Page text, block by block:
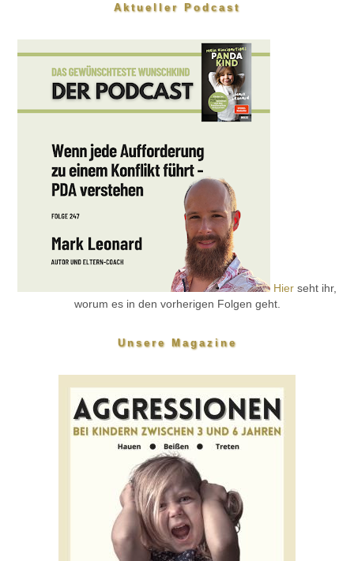
Aktueller Podcast
Hier seht ihr,
worum es in den vorherigen Folgen geht.
Unsere Magazine